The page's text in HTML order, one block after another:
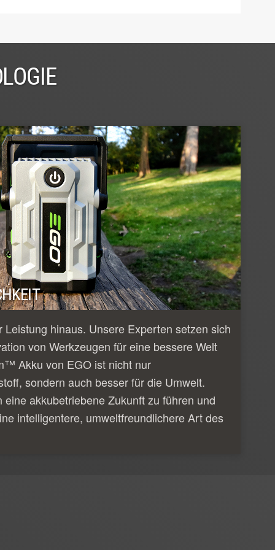
Leistung hinaus. Unsere Experten setzen sich
von Werkzeugen für eine bessere Welt
Akku von EGO ist nicht nur
sondern auch besser für die Umwelt.
akkubetriebene Zukunft zu führen und
intelligentere, umweltfreundlichere Art des